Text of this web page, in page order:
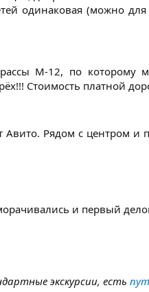
одинаковая (можно
трассы М-12, по
Стоимость платной
Рядом с центром и
и первый
экскурсии, есть